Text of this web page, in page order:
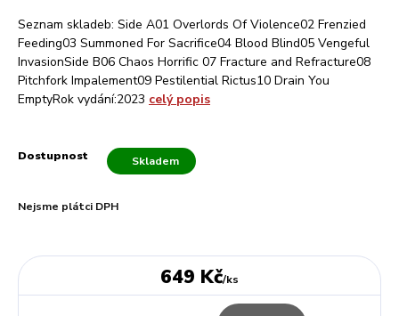
Seznam skladeb: Side A01 Overlords Of Violence02 Frenzied
Feeding03 Summoned For Sacrifice04 Blood Blind05 Vengeful
InvasionSide B06 Chaos Horrific 07 Fracture and Refracture08
Pitchfork Impalement09 Pestilential Rictus10 Drain You
EmptyRok vydání:2023 celý popis
Dostupnost Skladem
Nejsme plátci DPH
649 Kč/ks